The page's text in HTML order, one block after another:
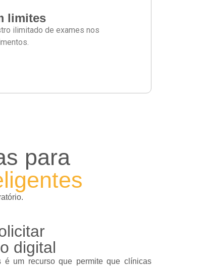
limites
ilimitado de exames nos
para
digital
é um recurso que permite que clínicas